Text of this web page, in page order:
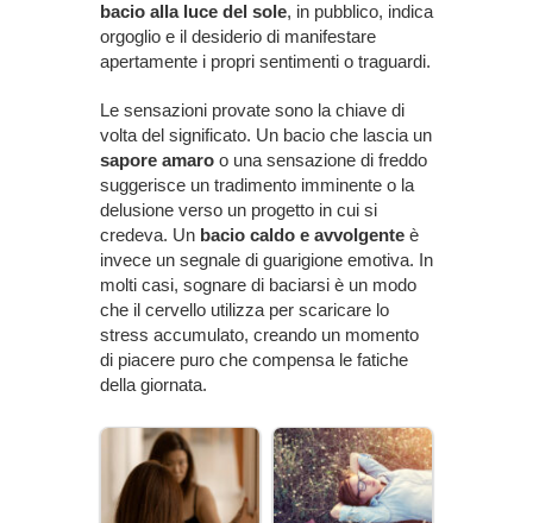
bacio alla luce del sole, in pubblico, indica
orgoglio e il desiderio di manifestare
apertamente i propri sentimenti o traguardi.
Le sensazioni provate sono la chiave di
volta del significato. Un bacio che lascia un
sapore amaro o una sensazione di freddo
suggerisce un tradimento imminente o la
delusione verso un progetto in cui si
credeva. Un bacio caldo e avvolgente è
invece un segnale di guarigione emotiva. In
molti casi, sognare di baciarsi è un modo
che il cervello utilizza per scaricare lo
stress accumulato, creando un momento
di piacere puro che compensa le fatiche
della giornata.